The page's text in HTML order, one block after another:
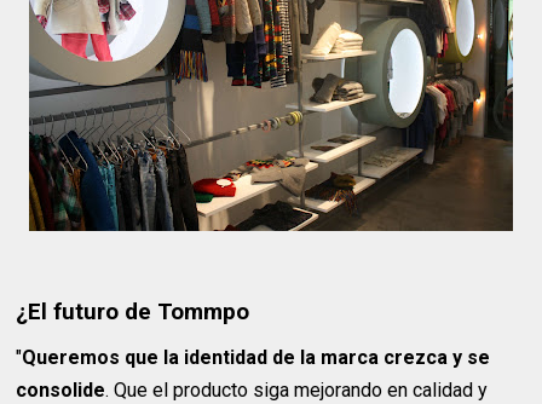
¿El futuro de Tommpo
"Queremos que la identidad de la marca crezca y se
consolide. Que el producto siga mejorando en calidad y